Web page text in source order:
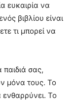
ευκαιρία να
βιβλίου είναι
τι µπορεί να
παιδιά σας,
µόνα τους. Το
ενθαρρύνει. Το